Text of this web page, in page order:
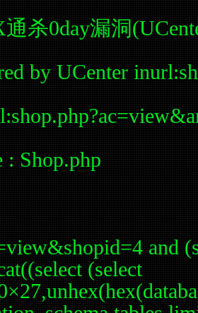
杀0day漏洞
by UCenter
and
(select